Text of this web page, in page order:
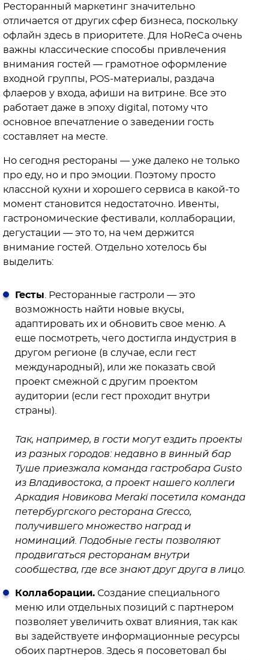
Ресторанный маркетинг значительно
отличается от других сфер бизнеса, поскольку
офлайн здесь в приоритете. Для HoReCa очень
важны классические способы привлечения
внимания гостей — грамотное оформление
входной группы, POS-материалы, раздача
флаеров у входа, афиши на витрине. Все это
работает даже в эпоху digital, потому что
основное впечатление о заведении гость
составляет на месте.
Но сегодня рестораны — уже далеко не только
про еду, но и про эмоции. Поэтому просто
классной кухни и хорошего сервиса в какой-то
момент становится недостаточно. Ивенты,
гастрономические фестивали, коллаборации,
дегустации — это то, на чем держится
внимание гостей. Отдельно хотелось бы
выделить:
Гесты . Ресторанные гастроли — это
возможность найти новые вкусы,
адаптировать их и обновить свое меню. А
еще посмотреть, чего достигла индустрия в
другом регионе (в случае, если гест
международный), или же показать свой
проект смежной с другим проектом
аудитории (если гест проходит внутри
страны).
Так, например, в гости могут ездить проекты
из разных городов: недавно в винный бар
Туше приезжала команда гастробара Gusto
из Владивостока, а проект нашего коллеги
Аркадия Новикова Meraki посетила команда
петербургского ресторана Grecco,
получившего множество наград и
номинаций. Подобные гесты позволяют
продвигаться ресторанам внутри
сообщества, где все знают друг друга в лицо.
Коллаборации. Создание специального
меню или отдельных позиций с партнером
позволяет увеличить охват влияния, так как
вы задействуете информационные ресурсы
обоих партнеров. Здесь я посоветовал бы